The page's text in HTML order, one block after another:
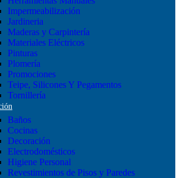
Impermeabilización
Jardineria
Maderas y Carpintería
Materiales Eléctricos
Pinturas
Plomería
Promociones
Teipe, Silicones Y Pegamentos
Tornillería
Baños
Cocinas
Decoración
Electrodomésticos
Higiene Personal
Revestimientos de Pisos y Paredes